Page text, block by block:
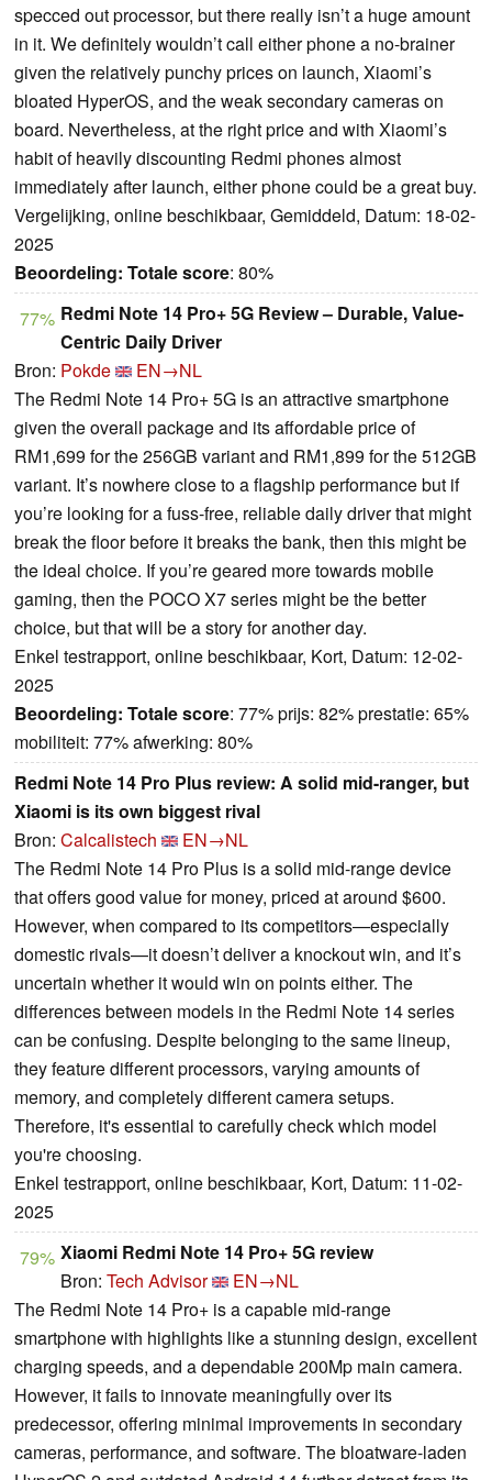
specced out processor, but there really isn’t a huge amount
in it. We definitely wouldn’t call either phone a no-brainer
given the relatively punchy prices on launch, Xiaomi’s
bloated HyperOS, and the weak secondary cameras on
board. Nevertheless, at the right price and with Xiaomi’s
habit of heavily discounting Redmi phones almost
immediately after launch, either phone could be a great buy.
Vergelijking, online beschikbaar, Gemiddeld, Datum: 18-02-
2025
Beoordeling: Totale score: 80%
77% Redmi Note 14 Pro+ 5G Review – Durable, Value-
Centric Daily Driver
Bron: Pokde
EN→NL
The Redmi Note 14 Pro+ 5G is an attractive smartphone
given the overall package and its affordable price of
RM1,699 for the 256GB variant and RM1,899 for the 512GB
variant. It’s nowhere close to a flagship performance but if
you’re looking for a fuss-free, reliable daily driver that might
break the floor before it breaks the bank, then this might be
the ideal choice. If you’re geared more towards mobile
gaming, then the POCO X7 series might be the better
choice, but that will be a story for another day.
Enkel testrapport, online beschikbaar, Kort, Datum: 12-02-
2025
Beoordeling: Totale score: 77% prijs: 82% prestatie: 65%
mobiliteit: 77% afwerking: 80%
Redmi Note 14 Pro Plus review: A solid mid-ranger, but
Xiaomi is its own biggest rival
Bron: Calcalistech
EN→NL
The Redmi Note 14 Pro Plus is a solid mid-range device
that offers good value for money, priced at around $600.
However, when compared to its competitors—especially
domestic rivals—it doesn’t deliver a knockout win, and it’s
uncertain whether it would win on points either. The
differences between models in the Redmi Note 14 series
can be confusing. Despite belonging to the same lineup,
they feature different processors, varying amounts of
memory, and completely different camera setups.
Therefore, it's essential to carefully check which model
you're choosing.
Enkel testrapport, online beschikbaar, Kort, Datum: 11-02-
2025
79% Xiaomi Redmi Note 14 Pro+ 5G review
Bron: Tech Advisor
EN→NL
The Redmi Note 14 Pro+ is a capable mid-range
smartphone with highlights like a stunning design, excellent
charging speeds, and a dependable 200Mp main camera.
However, it fails to innovate meaningfully over its
predecessor, offering minimal improvements in secondary
cameras, performance, and software. The bloatware-laden